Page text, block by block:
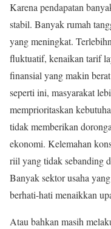
Karena pendapatan
stabil. Banyak rumah
yang meningkat.
fluktuatif, kenaikan tarif
finansial yang makin
seperti ini, masyarakat
memprioritaskan
tidak memberikan
ekonomi. Kelemahan
riil yang tidak sebanding
Banyak sektor usaha
berhati-hati menaikkan
Atau bahkan masih